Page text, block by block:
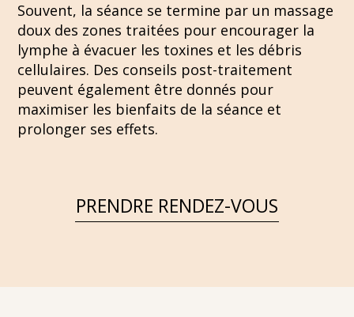
Souvent, la séance se termine par un massage
doux des zones traitées pour encourager la
lymphe à évacuer les toxines et les débris
cellulaires. Des conseils post-traitement
peuvent également être donnés pour
maximiser les bienfaits de la séance et
prolonger ses effets.
PRENDRE RENDEZ-VOUS